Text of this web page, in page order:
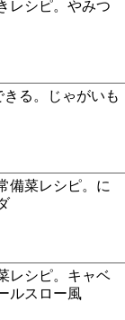
レシピ。やみつ
る。じゃがいも
備菜レシピ。に
レシピ。キャベ
ルスロー風